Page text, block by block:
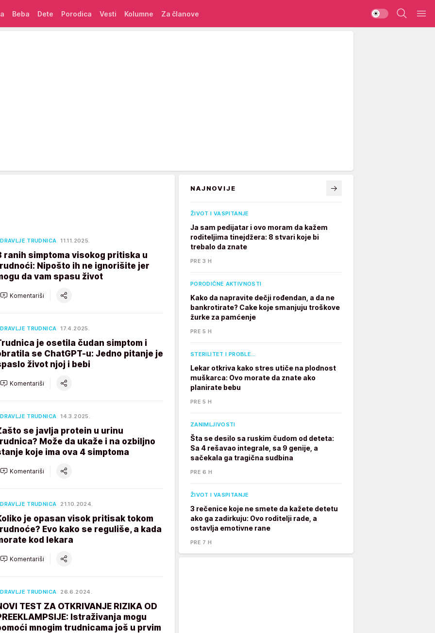
Beba Dete Porodica Vesti Kolumne Za članove
TRUDNICA 11.11.2025.
ranih simptoma visokog pritiska u
Nipošto ih ne ignorišite jer
da vam spasu život
Komentariši
TRUDNICA 17.4.2025.
je osetila čudan simptom i
se ChatGPT-u: Jedno pitanje je
život njoj i bebi
Komentariši
TRUDNICA 14.3.2025.
se javlja protein u urinu
Može da ukaže i na ozbiljno
koje ima ova 4 simptoma
Komentariši
TRUDNICA 21.10.2024.
je opasan visok pritisak tokom
Evo kako se reguliše, a kada
kod lekara
Komentariši
TRUDNICA 26.6.2024.
TEST ZA OTKRIVANJE RIZIKA OD
Istraživanja mogu
mnogim trudnicama još u prvim
NAJNOVIJE
ŽIVOT I VASPITANJE
Ja sam pedijatar i ovo moram da kažem
roditeljima tinejdžera: 8 stvari koje bi
trebalo da znate
PRE 3 H
PORODIČNE AKTIVNOSTI
Kako da napravite dečji rođendan, a da ne
bankrotirate? Cake koje smanjuju troškove
žurke za pamćenje
PRE 5 H
STERILITET I PROBLE…
Lekar otkriva kako stres utiče na plodnost
muškarca: Ovo morate da znate ako
planirate bebu
PRE 5 H
ZANIMLJIVOSTI
Šta se desilo sa ruskim čudom od deteta:
Sa 4 rešavao integrale, sa 9 genije, a
sačekala ga tragična sudbina
PRE 6 H
ŽIVOT I VASPITANJE
3 rečenice koje ne smete da kažete detetu
ako ga zadirkuju: Ovo roditelji rade, a
ostavlja emotivne rane
PRE 7 H